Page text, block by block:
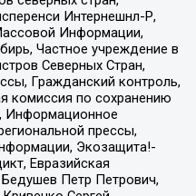
Интернешнл-Р,
Информации,
Частное учреждение в
Северных Стран,
Гражданский контроль,
комиссия по сохранению
Информационное
прессы,
Экозащита!-
Евразийская
Петр Петрович,